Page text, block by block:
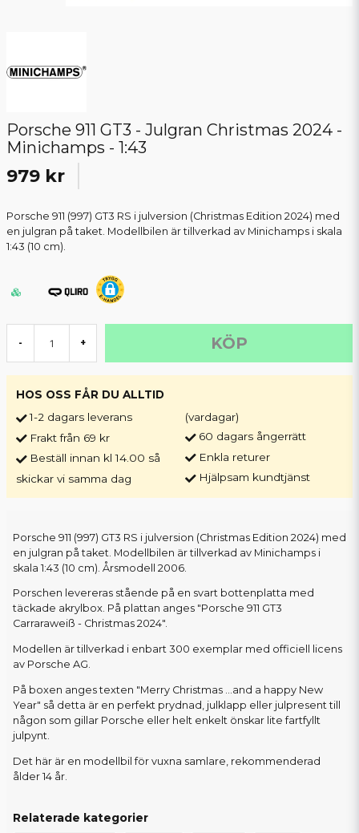
Porsche 911 GT3 - Julgran Christmas 2024 -
Minichamps - 1:43
979 kr
Porsche 911 (997) GT3 RS i julversion (Christmas Edition 2024) med
en julgran på taket. Modellbilen är tillverkad av Minichamps i skala
1:43 (10 cm).
- + KÖP
HOS OSS FÅR DU ALLTID
1-2 dagars leverans
Frakt från 69 kr
Beställ innan kl 14.00 så
skickar vi samma dag
(vardagar)
60 dagars ångerrätt
Enkla returer
Hjälpsam kundtjänst
Porsche 911 (997) GT3 RS i julversion (Christmas Edition 2024) med
en julgran på taket. Modellbilen är tillverkad av Minichamps i
skala 1:43 (10 cm). Årsmodell 2006.
Porschen levereras stående på en svart bottenplatta med
täckade akrylbox. På plattan anges "Porsche 911 GT3
Carraraweiß - Christmas 2024".
Modellen är tillverkad i enbart 300 exemplar med officiell licens
av Porsche AG.
På boxen anges texten "Merry Christmas ...and a happy New
Year" så detta är en perfekt prydnad, julklapp eller julpresent till
någon som gillar Porsche eller helt enkelt önskar lite fartfyllt
julpynt.
Det här är en modellbil för vuxna samlare, rekommenderad
ålder 14 år.
Relaterade kategorier